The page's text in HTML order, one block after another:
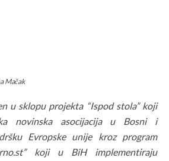
Mačak
u sklopu projekta “Ispod stola” koji
novinska asocijacija u Bosni i
Evropske unije kroz program
koji u BiH implementiraju